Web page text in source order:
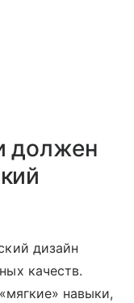
должен
дизайн
качеств.
навыки,